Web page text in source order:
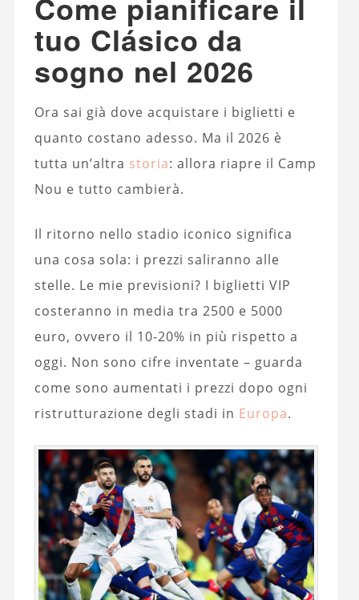
tuo Clásico da
sogno nel 2026
Ora sai già dove acquistare i biglietti e
quanto costano adesso. Ma il 2026 è
tutta un’altra storia: allora riapre il Camp
Nou e tutto cambierà.
Il ritorno nello stadio iconico significa
una cosa sola: i prezzi saliranno alle
stelle. Le mie previsioni? I biglietti VIP
costeranno in media tra 2500 e 5000
euro, ovvero il 10-20% in più rispetto a
oggi. Non sono cifre inventate – guarda
come sono aumentati i prezzi dopo ogni
ristrutturazione degli stadi in Europa.